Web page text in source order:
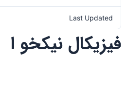
Last Updated
فیزیکال نیکخو ا